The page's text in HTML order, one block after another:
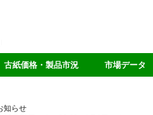
古紙価格・製品市況
輸出価格
市場データ
知らせ